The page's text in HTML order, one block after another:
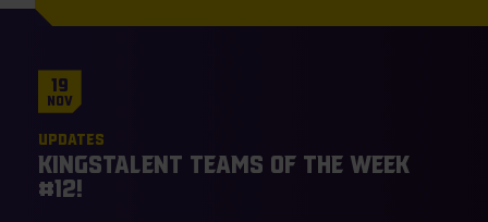
19
Nov
Updates
KingsTalent Teams of the Week
#12!